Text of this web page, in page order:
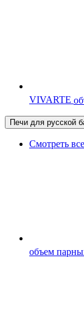
VIVARTE
Печи для русской
Смотреть все
объем